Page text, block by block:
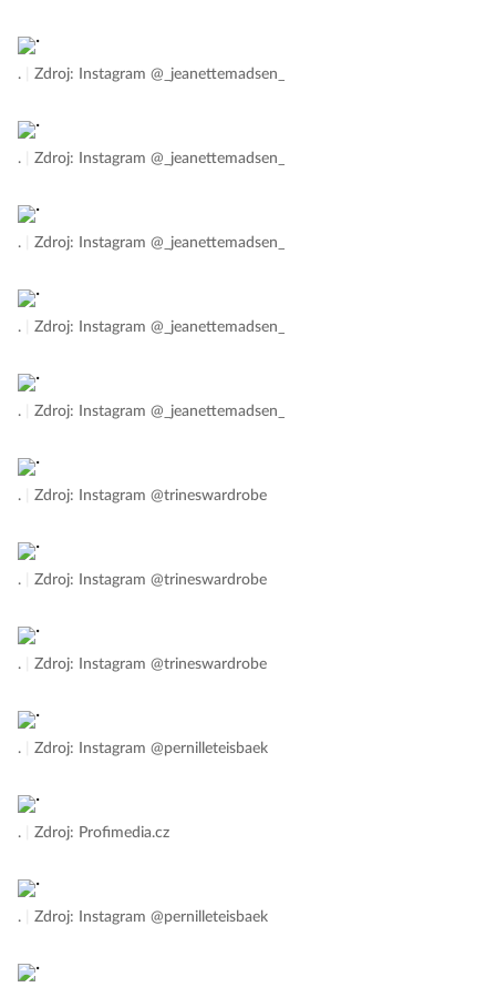
. Zdroj: Instagram @_jeanettemadsen_
. Zdroj: Instagram @_jeanettemadsen_
. Zdroj: Instagram @_jeanettemadsen_
. Zdroj: Instagram @_jeanettemadsen_
. Zdroj: Instagram @_jeanettemadsen_
. Zdroj: Instagram @trineswardrobe
. Zdroj: Instagram @trineswardrobe
. Zdroj: Instagram @trineswardrobe
. Zdroj: Instagram @pernilleteisbaek
. Zdroj: Profimedia.cz
. Zdroj: Instagram @pernilleteisbaek